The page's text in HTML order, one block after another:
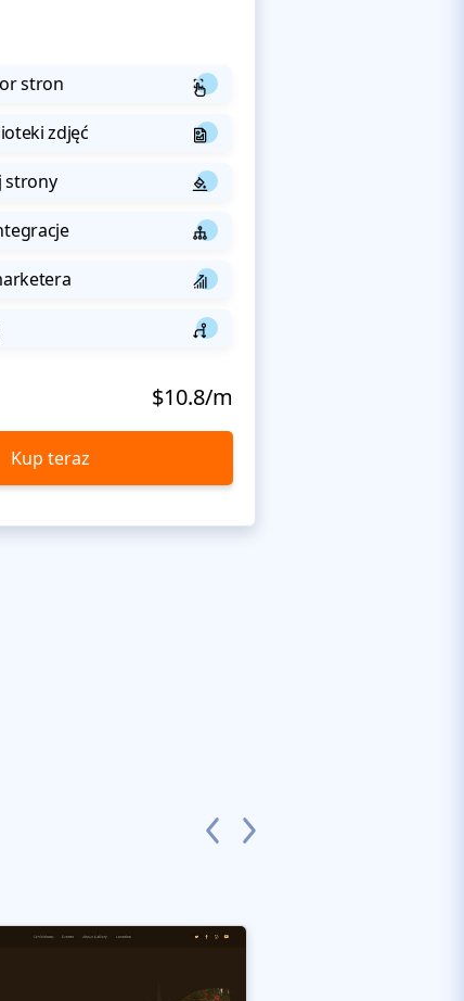
stron
zdjęć
strony
$10.8/m
Kup teraz